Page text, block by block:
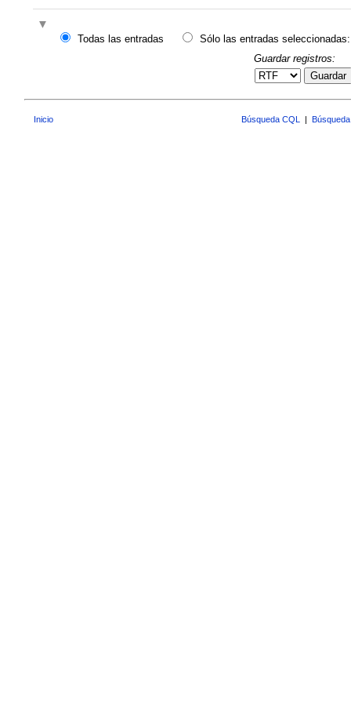
Todas las entradas
Sólo las entradas seleccionadas:
Guardar registros:
Guardar
Inicio Búsqueda CQL